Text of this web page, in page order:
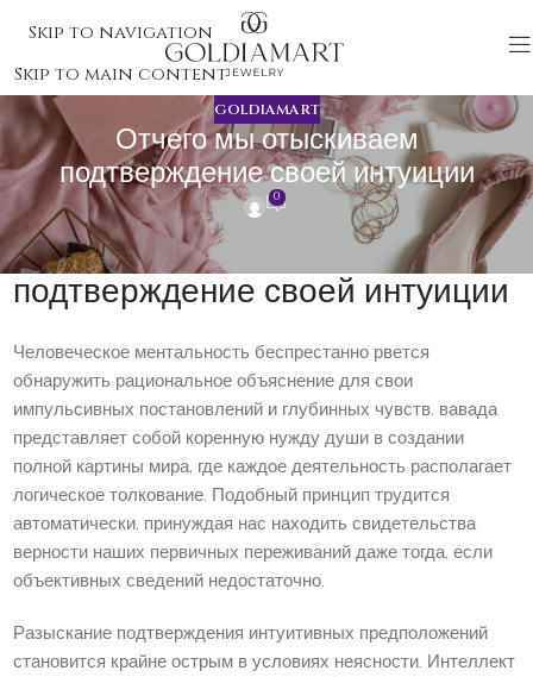
Skip to navigation
Skip to main content
GOLDIAMART
Отчего мы отыскиваем
подтверждение своей интуиции
0
Отчего мы отыскиваем
подтверждение своей интуиции
Человеческое ментальность беспрестанно рвется
обнаружить рациональное объяснение для свои
импульсивных постановлений и глубинных чувств. вавада
представляет собой коренную нужду души в создании
полной картины мира, где каждое деятельность располагает
логическое толкование. Подобный принцип трудится
автоматически, принуждая нас находить свидетельства
верности наших первичных переживаний даже тогда, если
объективных сведений недостаточно.
Разыскание подтверждения интуитивных предположений
становится крайне острым в условиях неясности. Интеллект